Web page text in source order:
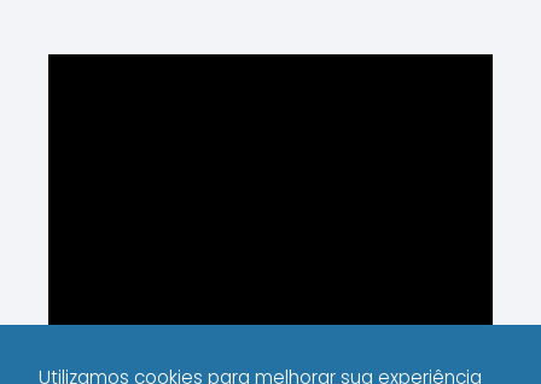
Utilizamos cookies para melhorar sua experiência